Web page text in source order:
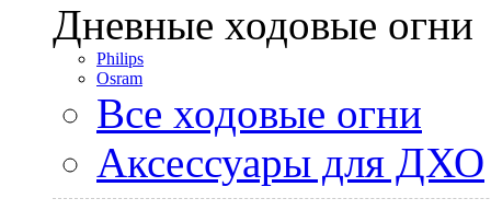
Дневные ходовые огни
Philips
Osram
Все ходовые огни
Аксессуары для ДХО